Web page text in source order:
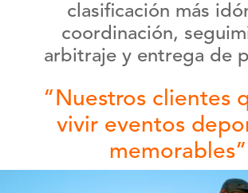
clasificación más
coordinación,
arbitraje y entrega de
“Nuestros clientes
vivir eventos
memorables”